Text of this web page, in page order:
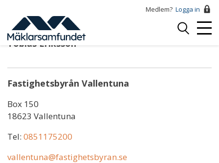
huvudinnehåll
Medlem? Logga in
Logga
Tobias Eriksson
Fastighetsbyrån Vallentuna
Box 150
18623 Vallentuna
Tel: 0851175200
vallentuna@fastighetsbyran.se